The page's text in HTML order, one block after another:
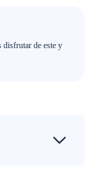
disfrutar de este y